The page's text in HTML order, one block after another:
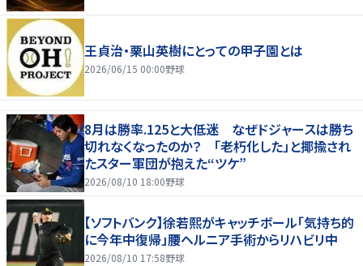
王貞治・栗山英樹にとっての甲子園とは
2026/06/15 00:00野球
8月は勝率.125と大低迷 なぜドジャースは勝ち
切れなくなったのか？ 「老朽化した」と揶揄され
たスター軍団が抱えた“ツケ”
2026/08/10 18:00野球
【ソフトバンク】徐若熙がキャッチボール「気持ち的
に今年中復帰」腰ヘルニア手術からリハビリ中
2026/08/10 17:58野球